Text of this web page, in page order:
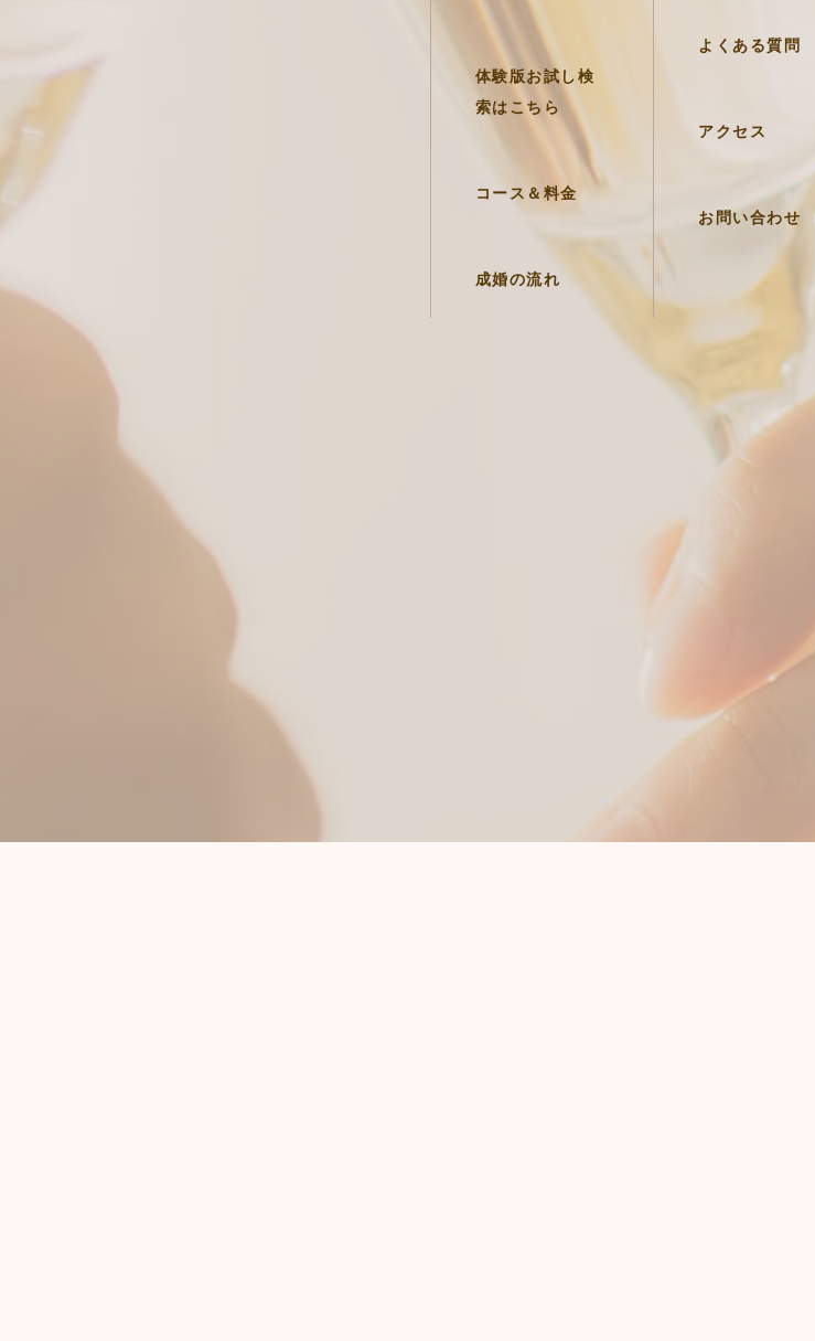
体験版お試し検
索はこちら
コース＆料金
成婚の流れ
よくある質問
アクセス
お問い合わせ